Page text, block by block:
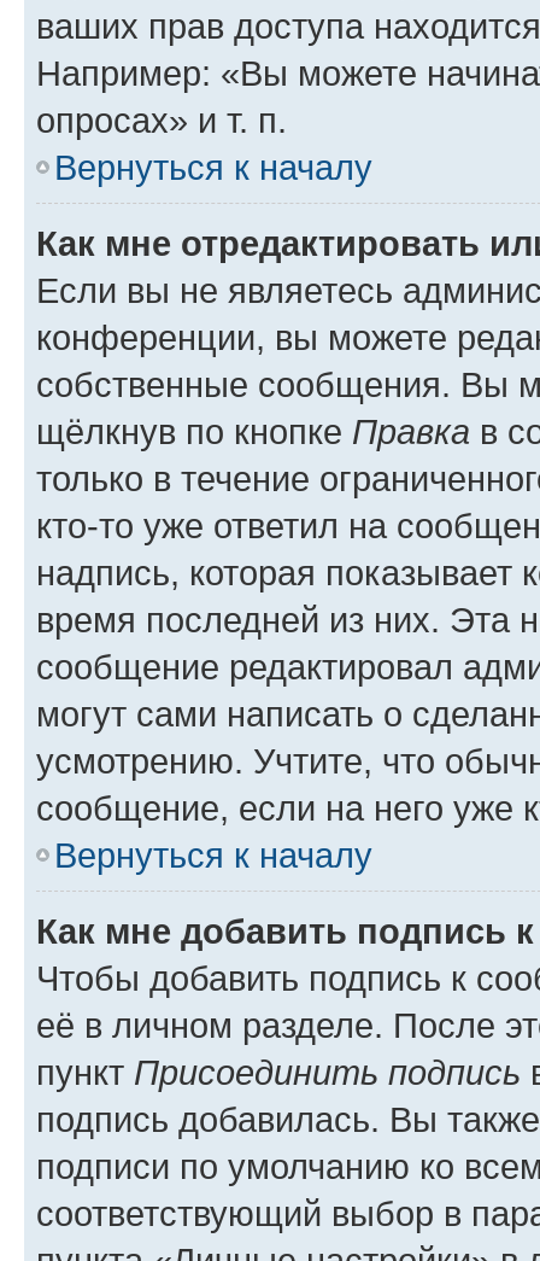
ваших прав доступа
Например: «Вы можете
опросах» и т. п.
Вернуться к началу
Как мне отредактировать
Если вы не являетесь
конференции, вы можете
собственные сообщения. Вы
щёлкнув по кнопке Правка в
только в течение
кто-то уже ответил на
надпись, которая показывает
время последней из них. Эта
сообщение редактировал
могут сами написать о
усмотрению. Учтите, что
сообщение, если на него уже
Вернуться к началу
Как мне добавить подпись
Чтобы добавить подпись к
её в личном разделе. После
пункт Присоединить подпись
подпись добавилась. Вы
подписи по умолчанию ко
соответствующий выбор в